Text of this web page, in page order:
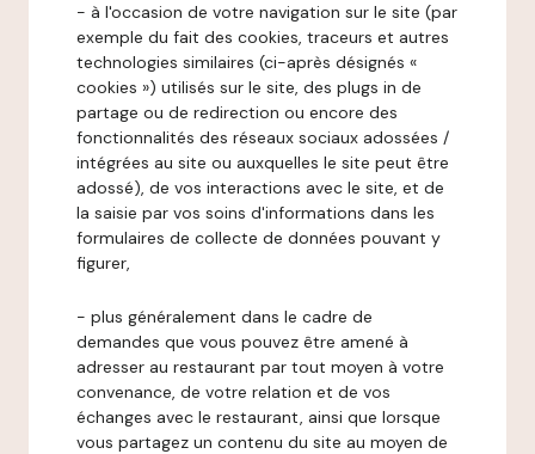
- à l'occasion de votre navigation sur le site (par
exemple du fait des cookies, traceurs et autres
technologies similaires (ci-après désignés «
cookies ») utilisés sur le site, des plugs in de
partage ou de redirection ou encore des
fonctionnalités des réseaux sociaux adossées /
intégrées au site ou auxquelles le site peut être
adossé), de vos interactions avec le site, et de
la saisie par vos soins d'informations dans les
formulaires de collecte de données pouvant y
figurer,
- plus généralement dans le cadre de
demandes que vous pouvez être amené à
adresser au restaurant par tout moyen à votre
convenance, de votre relation et de vos
échanges avec le restaurant, ainsi que lorsque
vous partagez un contenu du site au moyen de